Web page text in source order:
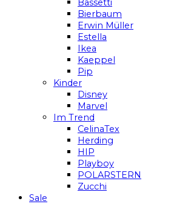
Bassetti
Bierbaum
Erwin Müller
Estella
Ikea
Kaeppel
Pip
Kinder
Disney
Marvel
Im Trend
CelinaTex
Herding
HIP
Playboy
POLARSTERN
Zucchi
Sale